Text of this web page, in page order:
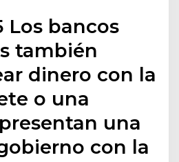
Los bancos
también
dinero con la
o una
una
con la